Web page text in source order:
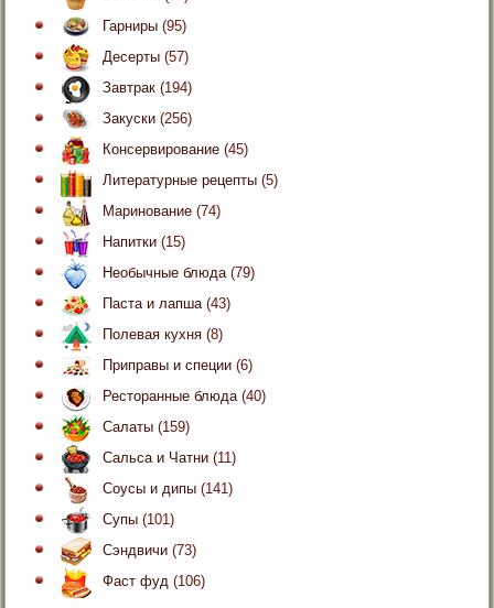
Гарниры (95)
Десерты (57)
Завтрак (194)
Закуски (256)
Консервирование (45)
Литературные рецепты (5)
Маринование (74)
Напитки (15)
Необычные блюда(79)
Паста и лапша(43)
Полевая кухня (8)
Приправы и специи (6)
Ресторанные блюда(40)
Салаты (159)
Сальса и Чатни (11)
Соусы и дипы (141)
Супы (101)
Сэндвичи (73)
Фаст фуд (106)